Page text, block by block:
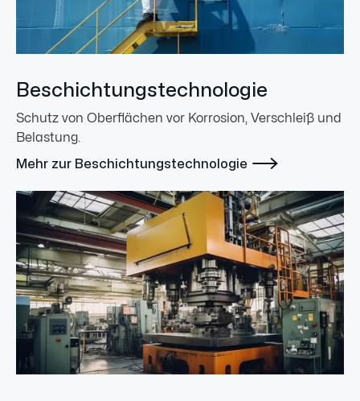
Beschichtungstechnologie
Schutz von Oberflächen vor Korrosion, Verschleiß und
Belastung.
Mehr zur Beschichtungstechnologie 